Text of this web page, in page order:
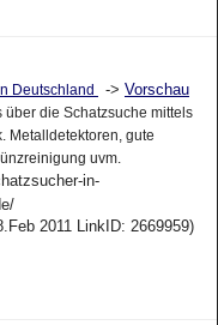
Deutschland -> Vorschau
über die Schatzsuche mittels
Metalldetektoren, gute
uvm.
in-
2011 LinkID: 2669959)